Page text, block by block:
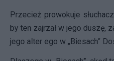
Przecież prowokuje
by ten zajrzał w jego duszę,
jego alter ego w „Biesach”